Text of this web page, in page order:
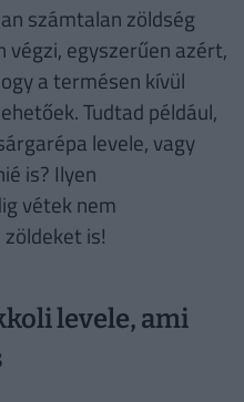
számtalan zöldség
végzi, egyszerűen azért,
a termésen kívül
Tudtad például,
levele, vagy
is? Ilyen
vétek nem
is!
levele, ami